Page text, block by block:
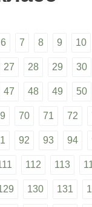
6 7 8 9 10
27 28 29 30
47 48 49 50
70 71 72
92 93 94
112 113
130 131